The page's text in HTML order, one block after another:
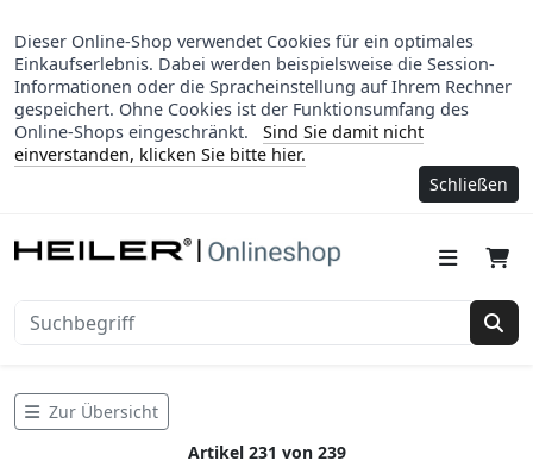
Dieser Online-Shop verwendet Cookies für ein optimales
Einkaufserlebnis. Dabei werden beispielsweise die Session-
Informationen oder die Spracheinstellung auf Ihrem Rechner
gespeichert. Ohne Cookies ist der Funktionsumfang des
Online-Shops eingeschränkt.
Sind Sie damit nicht
einverstanden, klicken Sie bitte hier.
Schließen
Zur Übersicht
Artikel 231 von 239